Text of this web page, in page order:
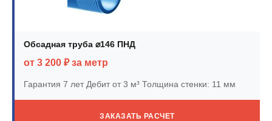
Обсадная труба ⌀146 ПНД
от 3 200 ₽ за метр
Гарантия 7 летДебит от 3 м³ Толщина стенки: 11 мм
ЗАКАЗАТЬ РАСЧЕТ